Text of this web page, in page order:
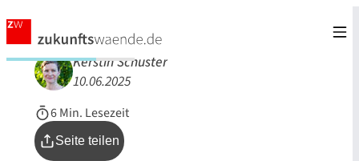
Kerstin Schuster
10.06.2025
6 Min. Lesezeit
Seite teilen